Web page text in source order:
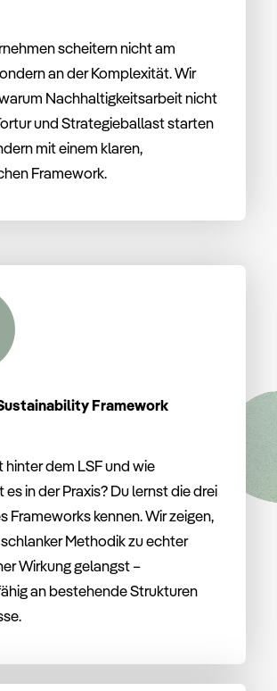
scheiternnichtam
anderKomplexität.Wir
Nachhaltigkeitsarbeitnicht
undStrategieballaststarten
miteinem klaren,
Framework.
Framework
hinterdem LSFundwie
esinderPraxis?Dulernstdiedrei
Frameworkskennen.Wirzeigen,
schlankerMethodikzuechter
Wirkunggelangst –
anbestehendeStrukturen